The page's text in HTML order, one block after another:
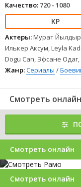
Качество: 720 - 1080
Актеры:Мурат
Илькер Аксум, Leyla
Dogu Can, Эфсане
Жанр:Сериалы /
Смотреть
Смотреть онлайн
Смотреть онлайн